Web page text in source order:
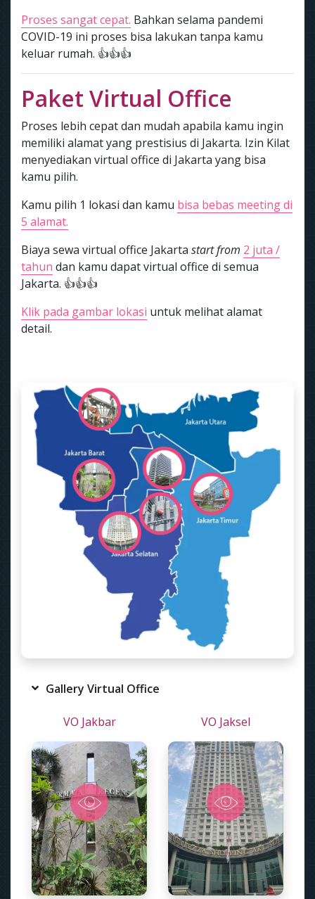
Proses sangat cepat. Bahkan selama pandemi
COVID-19 ini proses bisa lakukan tanpa kamu
keluar rumah. 👍👍👍
Paket Virtual Office
Proses lebih cepat dan mudah apabila kamu ingin
memiliki alamat yang prestisius di Jakarta. Izin Kilat
menyediakan virtual office di Jakarta yang bisa
kamu pilih.
Kamu pilih 1 lokasi dan kamu bisa bebas meeting di
5 alamat.
Biaya sewa virtual office Jakarta start from 2 juta /
tahun dan kamu dapat virtual office di semua
Jakarta. 👍👍👍
Klik pada gambar lokasi untuk melihat alamat
detail.
Gallery Virtual Office
VO Jakbar VO Jaksel